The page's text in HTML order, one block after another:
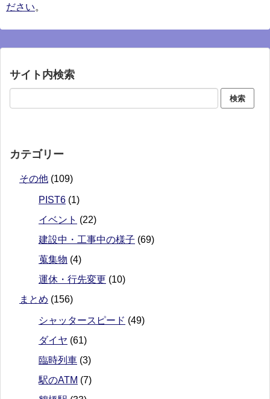
ださい。
サイト内検索
カテゴリー
その他 (109)
PIST6 (1)
イベント (22)
建設中・工事中の様子 (69)
蒐集物 (4)
運休・行先変更 (10)
まとめ (156)
シャッタースピード (49)
ダイヤ (61)
臨時列車 (3)
駅のATM (7)